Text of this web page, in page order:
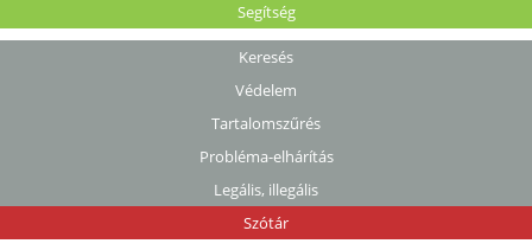
Segítség
Keresés
Védelem
Tartalomszűrés
Probléma-elhárítás
Legális, illegális
Szótár